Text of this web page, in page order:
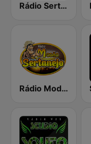
Rádio Sertaneja Raiz
Rádio Modão Sertanejo